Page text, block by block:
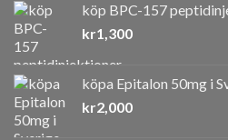
köp BPC-157
kr1,300
köpa Epitalon 50mg i
kr2,000